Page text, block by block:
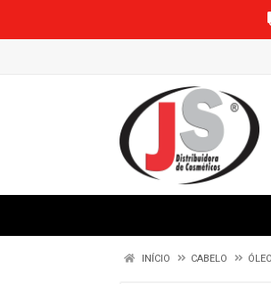
INÍCIO CABELO